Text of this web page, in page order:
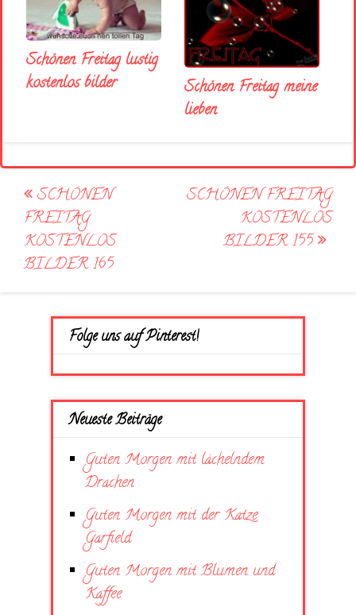
Schönen Freitag lustig
kostenlos bilder
Schönen Freitag meine
lieben
Post
navigation
SCHÖNEN
FREITAG
KOSTENLOS
BILDER 165
SCHÖNEN FREITAG
KOSTENLOS
BILDER 155
Folge uns auf Pinterest!
Neueste Beiträge
Guten Morgen mit lächelndem
Drachen
Guten Morgen mit der Katze
Garfield
Guten Morgen mit Blumen und
Kaffee